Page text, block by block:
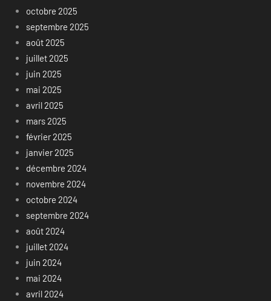
octobre 2025
septembre 2025
août 2025
juillet 2025
juin 2025
mai 2025
avril 2025
mars 2025
février 2025
janvier 2025
décembre 2024
novembre 2024
octobre 2024
septembre 2024
août 2024
juillet 2024
juin 2024
mai 2024
avril 2024